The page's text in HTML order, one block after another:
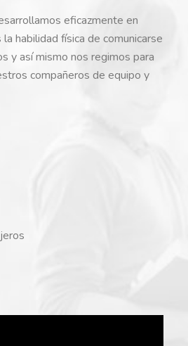
eficazmente en
habilidad física de comunicarse
y así mismo nos regimos para
compañeros de equipo y